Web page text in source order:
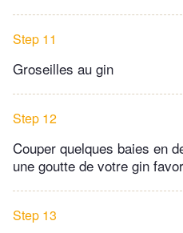
Step 11
Groseilles au gin
Step 12
Couper quelques baies en
une goutte de votre gin
Step 13